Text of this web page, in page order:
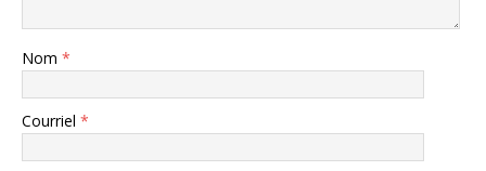
Nom *
Courriel *